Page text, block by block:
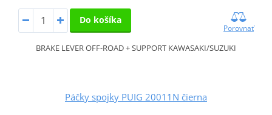
Do košíka
Porovnať
BRAKE LEVER OFF-ROAD + SUPPORT KAWASAKI/SUZUKI
Páčky spojky PUIG 20011N čierna